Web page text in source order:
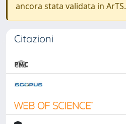
ancora stata validata in ArTS.
Citazioni